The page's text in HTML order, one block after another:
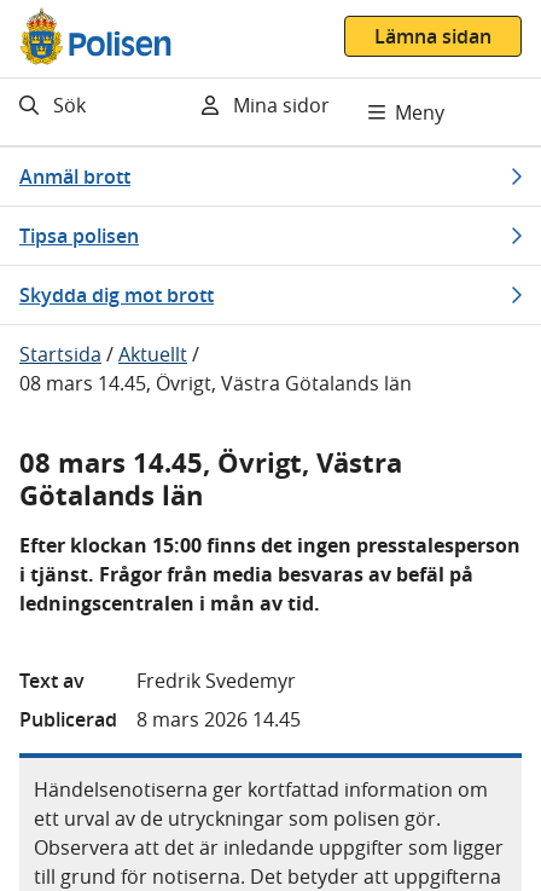
Gå direkt till innehåll
Lämna sidan
Sök Mina sidor Meny
Anmäl brott
Tipsa polisen
Skydda dig mot brott
Startsida /Aktuellt/
08 mars 14.45, Övrigt, Västra Götalands län
08 mars 14.45, Övrigt, Västra
Götalands län
Efter klockan 15:00 finns det ingen presstalesperson
i tjänst. Frågor från media besvaras av befäl på
ledningscentralen i mån av tid.
Text av
Fredrik Svedemyr
Publicerad
8 mars 2026 14.45
Händelsenotiserna ger kortfattad information om
ett urval av de utryckningar som polisen gör.
Observera att det är inledande uppgifter som ligger
till grund för notiserna. Det betyder att uppgifterna